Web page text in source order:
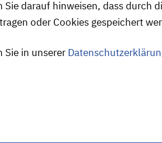
darauf hinweisen, dass durch
oder Cookies gespeichert
in unserer